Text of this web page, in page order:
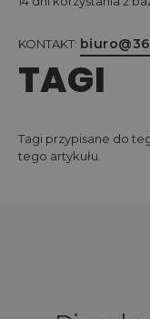
KONTAKT:
TAGI
Tagi przypisane do
tego artykułu.